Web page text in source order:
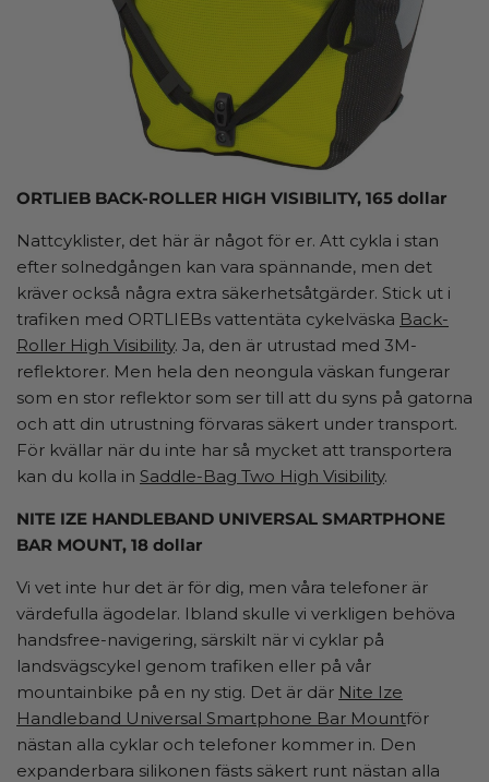
ORTLIEB BACK-ROLLER HIGH VISIBILITY, 165 dollar
Nattcyklister, det här är något för er. Att cykla i stan
efter solnedgången kan vara spännande, men det
kräver också några extra säkerhetsåtgärder. Stick ut i
trafiken med ORTLIEBs vattentäta cykelväska Back-
Roller High Visibility. Ja, den är utrustad med 3M-
reflektorer. Men hela den neongula väskan fungerar
som en stor reflektor som ser till att du syns på gatorna
och att din utrustning förvaras säkert under transport.
För kvällar när du inte har så mycket att transportera
kan du kolla in Saddle-Bag Two High Visibility.
NITE IZE HANDLEBAND UNIVERSAL SMARTPHONE
BAR MOUNT, 18 dollar
Vi vet inte hur det är för dig, men våra telefoner är
värdefulla ägodelar. Ibland skulle vi verkligen behöva
handsfree-navigering, särskilt när vi cyklar på
landsvägscykel genom trafiken eller på vår
mountainbike på en ny stig. Det är där Nite Ize
Handleband Universal Smartphone Bar Mountför
nästan alla cyklar och telefoner kommer in. Den
expanderbara silikonen fästs säkert runt nästan alla